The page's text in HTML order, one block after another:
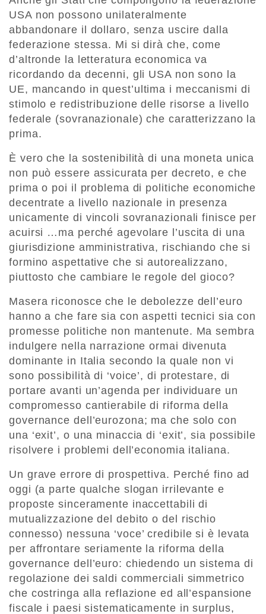
USA non possono unilateralmente
abbandonare il dollaro, senza uscire dalla
federazione stessa. Mi si dirà che, come
d’altronde la letteratura economica va
ricordando da decenni, gli USA non sono la
UE, mancando in quest’ultima i meccanismi di
stimolo e redistribuzione delle risorse a livello
federale (sovranazionale) che caratterizzano la
prima.
È vero che la sostenibilità di una moneta unica
non può essere assicurata per decreto, e che
prima o poi il problema di politiche economiche
decentrate a livello nazionale in presenza
unicamente di vincoli sovranazionali finisce per
acuirsi …ma perché agevolare l’uscita di una
giurisdizione amministrativa, rischiando che si
formino aspettative che si autorealizzano,
piuttosto che cambiare le regole del gioco?
Masera riconosce che le debolezze dell’euro
hanno a che fare sia con aspetti tecnici sia con
promesse politiche non mantenute. Ma sembra
indulgere nella narrazione ormai divenuta
dominante in Italia secondo la quale non vi
sono possibilità di ‘voice’, di protestare, di
portare avanti un’agenda per individuare un
compromesso cantierabile di riforma della
governance dell’eurozona; ma che solo con
una ‘exit’, o una minaccia di ‘exit’, sia possibile
risolvere i problemi dell’economia italiana.
Un grave errore di prospettiva. Perché fino ad
oggi (a parte qualche slogan irrilevante e
proposte sinceramente inaccettabili di
mutualizzazione del debito o del rischio
connesso) nessuna ‘voce’ credibile si è levata
per affrontare seriamente la riforma della
governance dell’euro: chiedendo un sistema di
regolazione dei saldi commerciali simmetrico
che costringa alla reflazione ed all’espansione
fiscale i paesi sistematicamente in surplus,